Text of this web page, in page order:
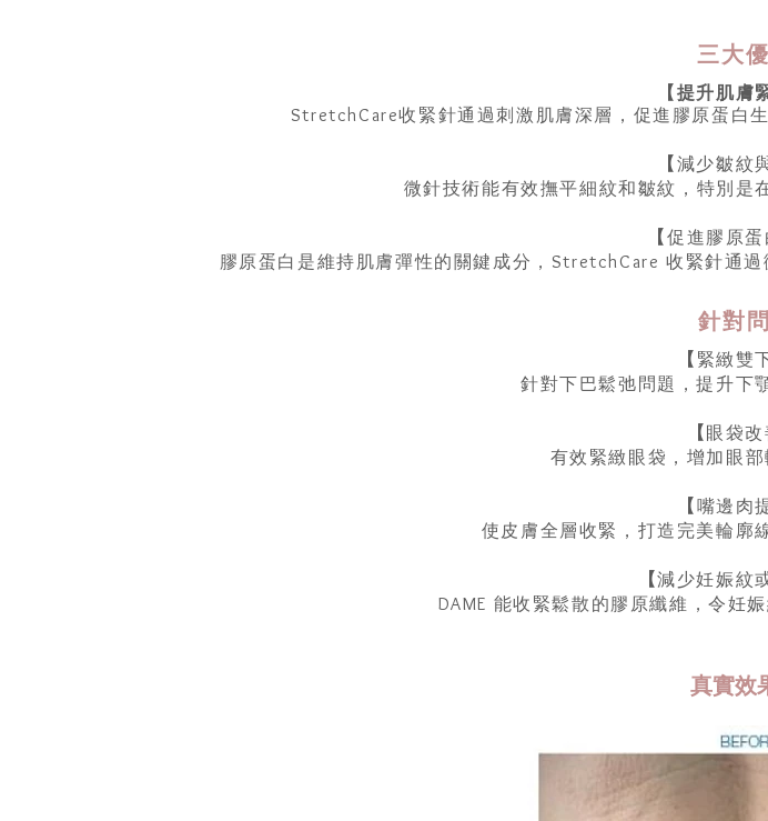
三大
【提升肌膚
StretchCare收緊針通過刺激肌膚深層，促進膠原蛋白
【 減少皺紋
微針技術能有效撫平細紋和皺紋，特別是
【促進膠原
膠原蛋白是維持肌膚彈性的關鍵成分，StretchCare 收緊針通
【 緊緻雙
針對下巴鬆弛問題，提升下
【 眼袋改
有效緊緻眼袋，增加眼部
【 嘴邊肉
使皮膚全層收緊，打造完美輪廓
【減少妊娠紋
DAME 能收緊鬆散的膠原纖維，令妊
針對
真實效